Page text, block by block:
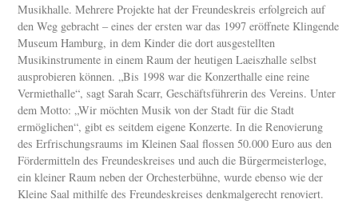
Musikhalle. Mehrere Projekte hat der Freundeskreis erfolgreich auf
den Weg gebracht – eines der ersten war das 1997 eröffnete Klingende
Museum Hamburg, in dem Kinder die dort ausgestellten
Musikinstrumente in einem Raum der heutigen Laeiszhalle selbst
ausprobieren können. „Bis 1998 war die Konzerthalle eine reine
Vermiethalle“, sagt Sarah Scarr, Geschäftsführerin des Vereins. Unter
dem Motto: „Wir möchten Musik von der Stadt für die Stadt
ermöglichen“, gibt es seitdem eigene Konzerte. In die Renovierung
des Erfrischungsraums im Kleinen Saal flossen 50.000 Euro aus den
Fördermitteln des Freundeskreises und auch die Bürgermeisterloge,
ein kleiner Raum neben der Orchesterbühne, wurde ebenso wie der
Kleine Saal mithilfe des Freundeskreises denkmalgerecht renoviert.